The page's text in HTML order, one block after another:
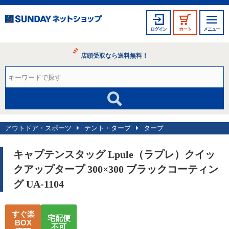
ログイン カート メニュー
店頭受取なら送料無料！
アウトドア・スポーツ テント・タープ タープ
キャプテンスタッグ Lpule（ラプレ）クイッ
クアップタープ 300×300 ブラックコーティン
グ UA-1104
すぐ楽
BOX
宅配便
不可